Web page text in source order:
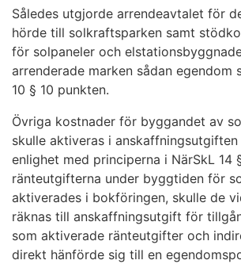
Således utgjorde arrendeavtalet för
hörde till solkraftsparken samt
för solpaneler och
arrenderade marken sådan egendom
10 § 10 punkten.
Övriga kostnader för byggandet av
skulle aktiveras i
enlighet med principerna i NärSkL 14
ränteutgifterna under byggtiden för
aktiverades i bokföringen, skulle de
räknas till anskaffningsutgift för
som aktiverade ränteutgifter och
direkt hänförde sig till en